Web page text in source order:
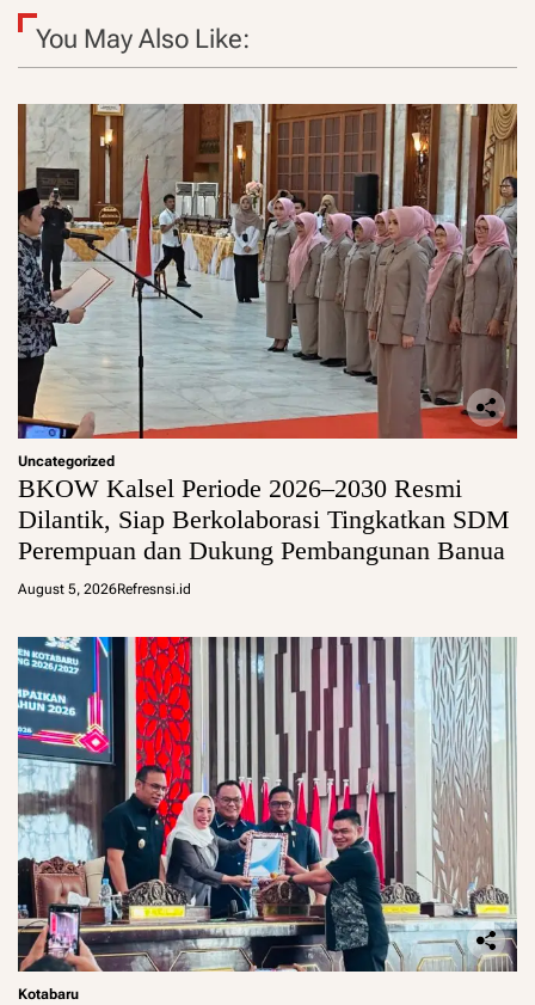
You May Also Like:
Uncategorized
BKOW Kalsel Periode 2026–2030 Resmi
Dilantik, Siap Berkolaborasi Tingkatkan SDM
Perempuan dan Dukung Pembangunan Banua
August 5, 2026Refresnsi.id
Kotabaru